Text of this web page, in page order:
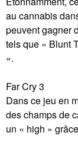
au cannabis
peuvent gagner
tels que « Blunt
».
Far Cry 3
Dans ce jeu en
des champs de
un « high »